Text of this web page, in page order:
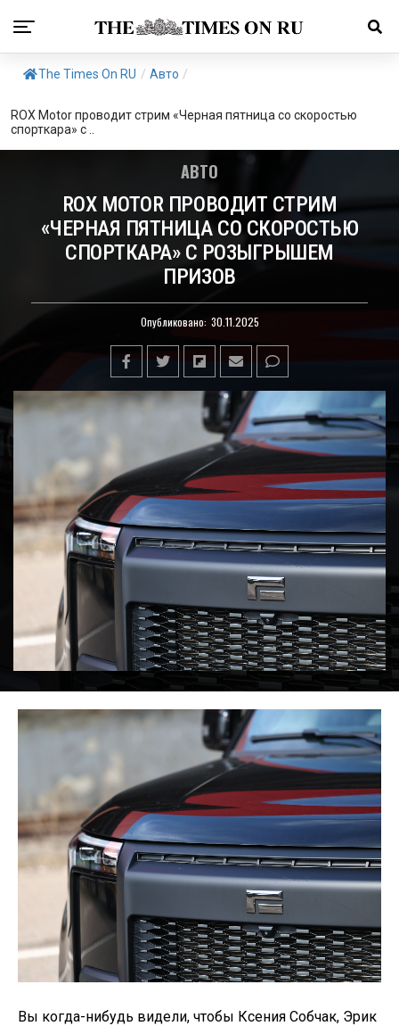
The Times On RU / Авто /
ROX Motor проводит стрим «Черная пятница со скоростью
спорткара» с ..
АВТО
ROX MOTOR ПРОВОДИТ СТРИМ
«ЧЕРНАЯ ПЯТНИЦА СО СКОРОСТЬЮ
СПОРТКАРА» С РОЗЫГРЫШЕМ
ПРИЗОВ
Опубликовано: 30.11.2025
Вы когда-нибудь видели, чтобы Ксения Собчак, Эрик